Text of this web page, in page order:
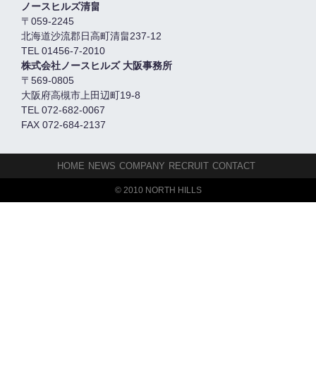
ノースヒルズ清畠
〒059-2245
北海道沙流郡日高町清畠237-12
TEL 01456-7-2010
株式会社ノースヒルズ 大阪事務所
〒569-0805
大阪府高槻市上田辺町19-8
TEL 072-682-0067
FAX 072-684-2137
HOME NEWS COMPANY RECRUIT CONTACT
© 2010 NORTH HILLS